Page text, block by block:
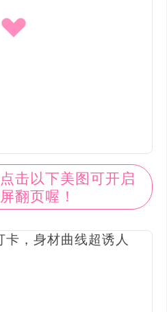
击以下美图可开启
翻页喔！